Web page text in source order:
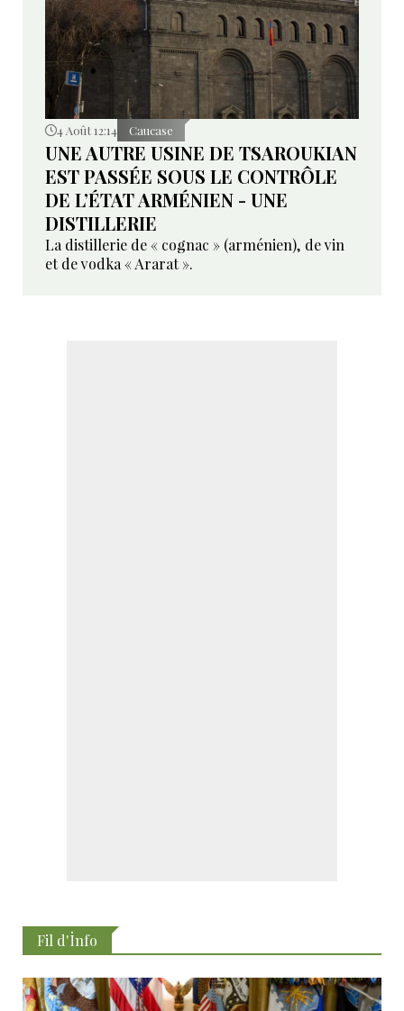
4 Août 12:14 Caucase
UNE AUTRE USINE DE TSAROUKIAN
EST PASSÉE SOUS LE CONTRÔLE
DE L’ÉTAT ARMÉNIEN - UNE
DISTILLERIE
La distillerie de « cognac » (arménien), de vin
et de vodka « Ararat ».
Fil d'İnfo